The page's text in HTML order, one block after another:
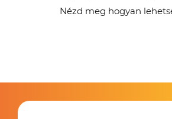
Nézd meg hogyan